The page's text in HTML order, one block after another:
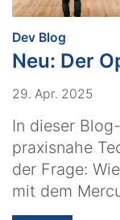
Dev Blog
Neu: Der
29. Apr. 2025
In dieser
praxisnahe
der Frage:
mit dem